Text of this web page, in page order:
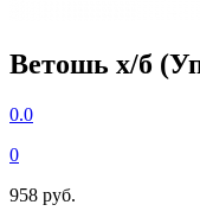
Ветошь х/б
0.0
0
958 руб.